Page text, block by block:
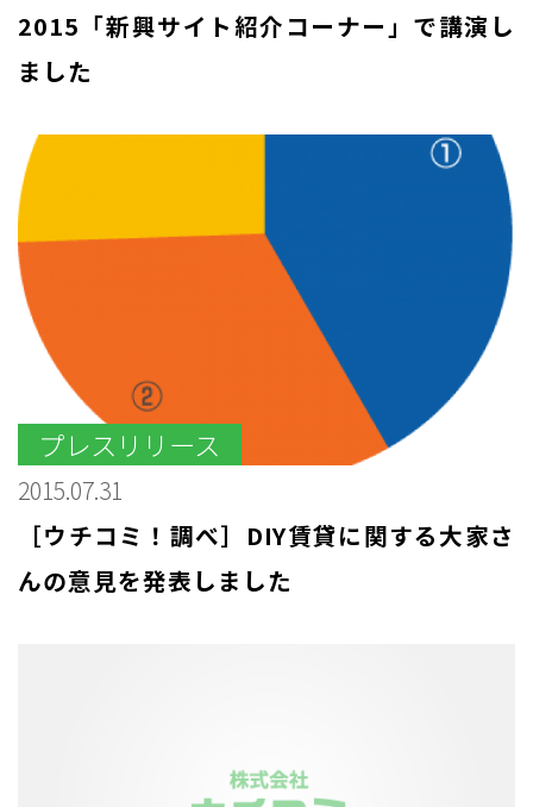
2015「新興サイト紹介コーナー」で講演し
ました
プレスリリース
2015.07.31
［ウチコミ！調べ］DIY賃貸に関する大家さ
んの意見を発表しました